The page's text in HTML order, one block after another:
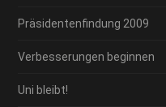
Präsidentenfindung 2009
Verbesserungen beginnen
Uni bleibt!